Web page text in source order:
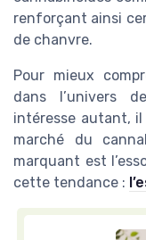
renforçant ainsi
de chanvre.
Pour mieux
dans l’univers
intéresse autant,
marché du
marquant est
cette tendance :